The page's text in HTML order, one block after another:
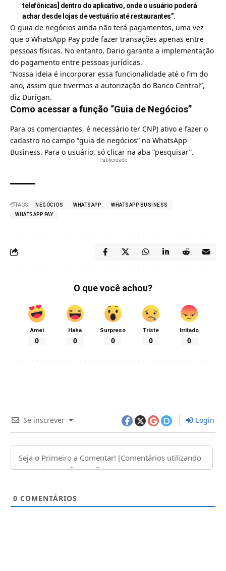
telefônicas] dentro do aplicativo, onde o usuário poderá
achar desde lojas de vestuário até restaurantes”.
O guia de negócios ainda não terá pagamentos, uma vez
que o WhatsApp Pay pode fazer transações apenas entre
pessoas físicas. No entanto, Dario garante a implementação
do pagamento entre pessoas jurídicas.
“Nossa ideia é incorporar essa funcionalidade até o fim do
ano, assim que tivermos a autorização do Banco Central”,
diz Durigan.
Como acessar a função “Guia de Negócios”
Para os comerciantes, é necessário ter CNPJ ativo e fazer o
cadastro no campo “guia de negócios” no WhatsApp
Business. Para o usuário, só clicar na aba “pesquisar”.
- Publicidade -
TAGS: NEGÓCIOS WHATSAPP
WHATSAPP BUSINESS
WHATSAPP PAY
O que você achou?
Amei
0
Haha
0
Surpreso
0
Triste
0
Irritado
0
Se inscrever Login
0 COMENTÁRIOS